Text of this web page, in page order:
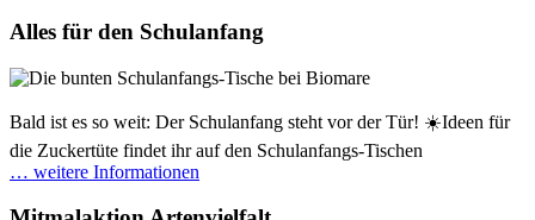
Alles für den Schulanfang
Bald ist es so weit: Der Schulanfang steht vor der Tür! ☀️Ideen für
die Zuckertüte findet ihr auf den Schulanfangs-Tischen
… weitere Informationen